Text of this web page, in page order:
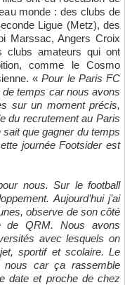
monde : des clubs de
Ligue (Metz), des
Marssac, Angers Croix
clubs amateurs qui ont
comme le Cosmo
«Pour le Paris FC
temps car nous avons
sur un moment précis,
du recrutement au Paris
que gagner du temps
journée Footsider est
nous. Sur le football
Aujourd’hui j’ai
observe de son côté
de QRM. Nous avons
avec lesquels on
sportif et scolaire. Le
car ça rassemble
date et proche de chez